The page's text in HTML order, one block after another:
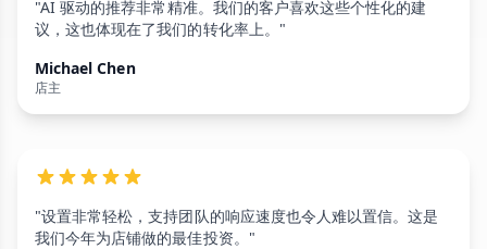
"AI 驱动的推荐非常精准。我们的客户喜欢这些个性化的建
议，这也体现在了我们的转化率上。"
Michael Chen
店主
"设置非常轻松，支持团队的响应速度也令人难以置信。这是
我们今年为店铺做的最佳投资。"